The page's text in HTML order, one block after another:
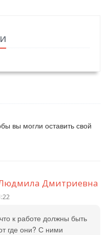
вы могли оставить свой
Дмитриевна
к работе должны быть
где они? С ними